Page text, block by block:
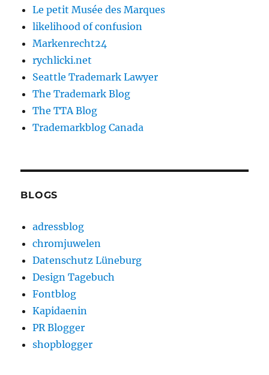
Le petit Musée des Marques
likelihood of confusion
Markenrecht24
rychlicki.net
Seattle Trademark Lawyer
The Trademark Blog
The TTA Blog
Trademarkblog Canada
BLOGS
adressblog
chromjuwelen
Datenschutz Lüneburg
Design Tagebuch
Fontblog
Kapidaenin
PR Blogger
shopblogger